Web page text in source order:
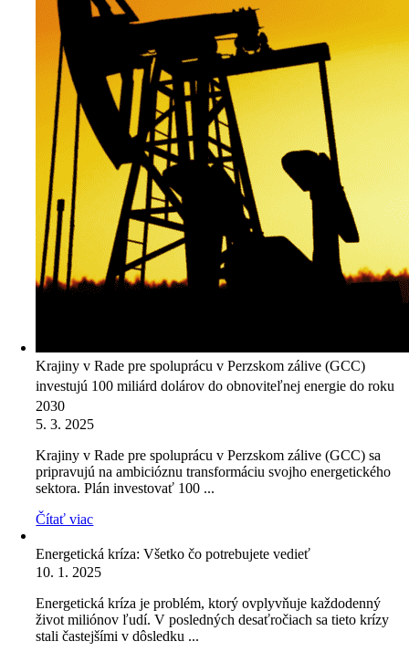
Krajiny v Rade pre spoluprácu v Perzskom zálive (GCC)
investujú 100 miliárd dolárov do obnoviteľnej energie do roku
2030
5. 3. 2025
Krajiny v Rade pre spoluprácu v Perzskom zálive (GCC) sa
pripravujú na ambicióznu transformáciu svojho energetického
sektora. Plán investovať 100 ...
Čítať viac
Energetická kríza: Všetko čo potrebujete vedieť
10. 1. 2025
Energetická kríza je problém, ktorý ovplyvňuje každodenný
život miliónov ľudí. V posledných desaťročiach sa tieto krízy
stali častejšími v dôsledku ...